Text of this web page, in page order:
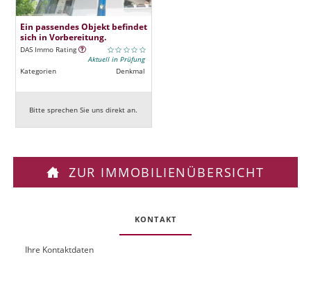
Ein passendes Objekt befindet
sich in Vorbereitung.
DAS Immo Rating
Aktuell in Prüfung
Kategorien
Denkmal
Bitte sprechen Sie uns direkt an.
ZUR IMMOBILIENÜBERSICHT
KONTAKT
OUIhre Kontaktdaten